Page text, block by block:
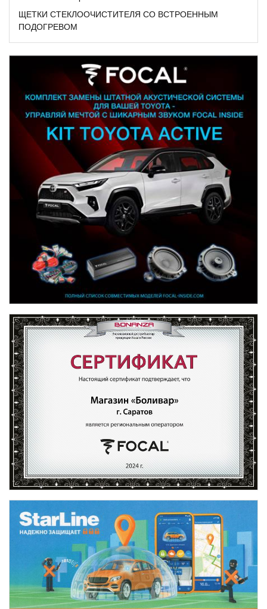
ЩЕТКИ СТЕКЛООЧИСТИТЕЛЯ СО ВСТРОЕННЫМ
ПОДОГРЕВОМ